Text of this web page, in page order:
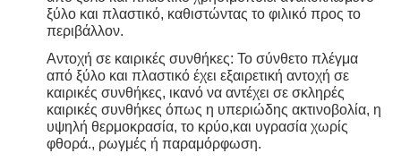
ξύλο και πλαστικό, καθιστώντας το φιλικό προς το
περιβάλλον.
Αντοχή σε καιρικές συνθήκες: Το σύνθετο πλέγμα
από ξύλο και πλαστικό έχει εξαιρετική αντοχή σε
καιρικές συνθήκες, ικανό να αντέχει σε σκληρές
καιρικές συνθήκες όπως η υπεριώδης ακτινοβολία, η
υψηλή θερμοκρασία, το κρύο,και υγρασία χωρίς
φθορά., ρωγμές ή παραμόρφωση.